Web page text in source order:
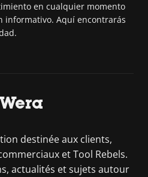
en cualquier momento
informativo. Aquí encontrarás
destinée aux clients,
et Tool Rebels.
actualités et sujets autour